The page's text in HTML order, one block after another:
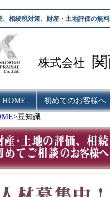
、相続税対策、財産・土地評価の無
株式会社
HOME 初めてのお客様へ
>豆知識